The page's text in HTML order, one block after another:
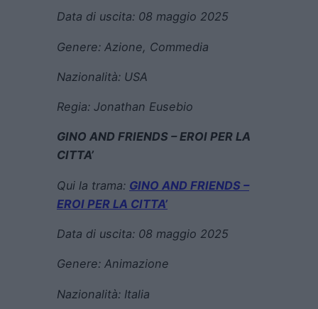
Data di uscita: 08 maggio 2025
Genere: Azione, Commedia
Nazionalità: USA
Regia: Jonathan Eusebio
GINO AND FRIENDS – EROI PER LA
CITTA’
Qui la trama: GINO AND FRIENDS –
EROI PER LA CITTA’
Data di uscita: 08 maggio 2025
Genere: Animazione
Nazionalità: Italia